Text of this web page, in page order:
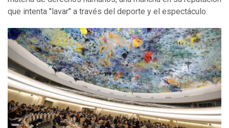
que intenta "lavar" a través del deporte y el espectáculo.